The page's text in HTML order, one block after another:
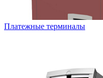
Платежные терминалы